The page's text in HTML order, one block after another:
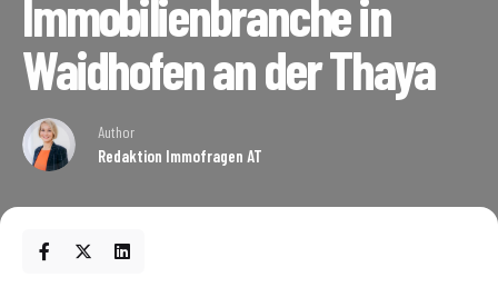
Immobilienbranche in
Waidhofen an der Thaya
Author
Redaktion Immofragen AT